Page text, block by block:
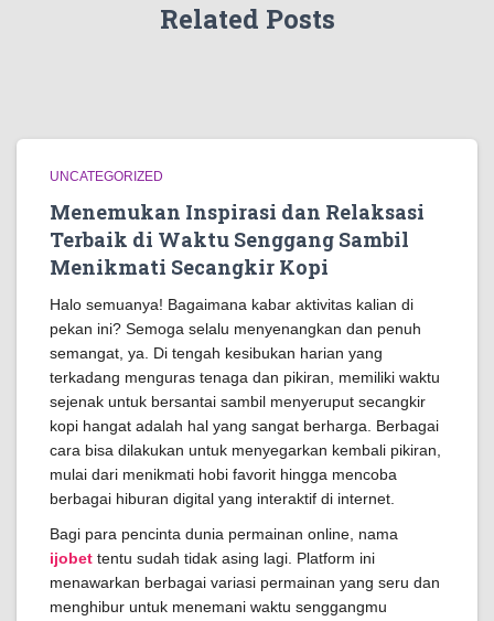
Related Posts
UNCATEGORIZED
Menemukan Inspirasi dan Relaksasi
Terbaik di Waktu Senggang Sambil
Menikmati Secangkir Kopi
Halo semuanya! Bagaimana kabar aktivitas kalian di
pekan ini? Semoga selalu menyenangkan dan penuh
semangat, ya. Di tengah kesibukan harian yang
terkadang menguras tenaga dan pikiran, memiliki waktu
sejenak untuk bersantai sambil menyeruput secangkir
kopi hangat adalah hal yang sangat berharga. Berbagai
cara bisa dilakukan untuk menyegarkan kembali pikiran,
mulai dari menikmati hobi favorit hingga mencoba
berbagai hiburan digital yang interaktif di internet.
Bagi para pencinta dunia permainan online, nama
ijobet tentu sudah tidak asing lagi. Platform ini
menawarkan berbagai variasi permainan yang seru dan
menghibur untuk menemani waktu senggangmu